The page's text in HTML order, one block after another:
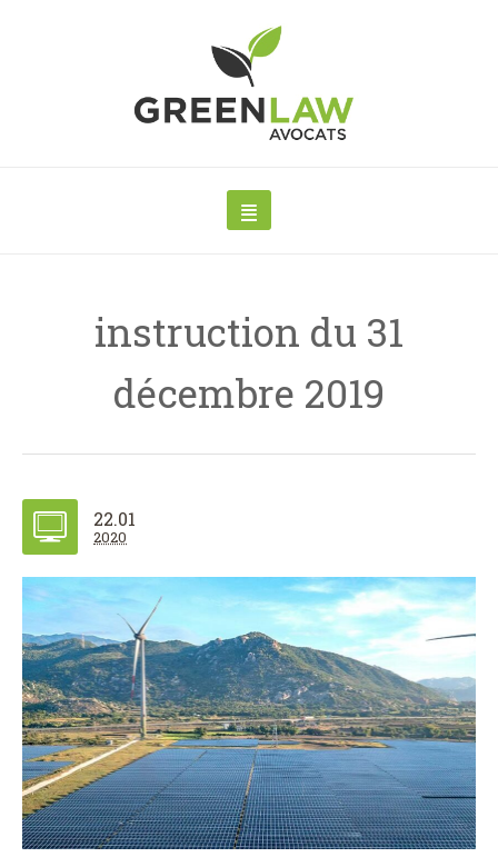
instruction du 31
décembre 2019
22.01
2020